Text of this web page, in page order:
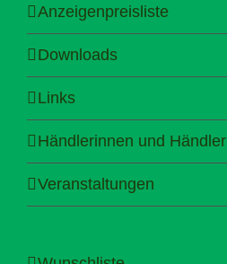
Anzeigenpreisliste
Downloads
Links
Händlerinnen und Händler
Veranstaltungen